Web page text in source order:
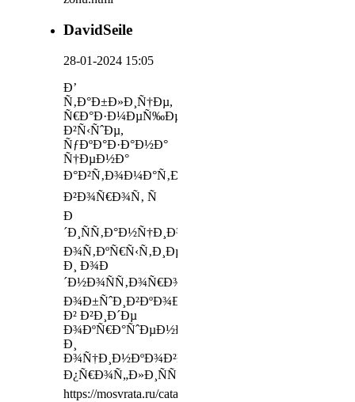
DavidSeile
28-01-2024 15:05
Ð’
Ñ‚Ð°Ð±Ð»Ð¸Ñ†Ðµ,
Ñ€Ð°Ð·Ð¼ÐµÑ‰ÐµÐ½Ð½Ð¾Ð¹
Ð²Ñ‹ÑˆÐµ,
ÑƒÐºÐ°Ð·Ð°Ð½Ð°
Ñ†ÐµÐ½Ð°
Ð°Ð²Ñ‚Ð¾Ð¼Ð°Ñ‚Ð¸Ñ‡ÐµÑÐºÐ¸Ñ…
Ð²Ð¾Ñ€Ð¾Ñ‚ Ñ
Ð
´Ð¸ÑÑ‚Ð°Ð½Ñ†Ð¸Ð¾Ð½Ð½Ñ‹Ð¼
Ð¾Ñ‚ÐºÑ€Ñ‹Ñ‚Ð¸ÐµÐ¼
Ð¸ Ð¾Ð
´Ð½Ð¾ÑÑ‚Ð¾Ñ€Ð¾Ð½Ð½ÐµÐ¹
Ð¾Ð±ÑˆÐ¸Ð²ÐºÐ¾Ð¹
Ð² Ð²Ð¸Ð´Ðµ
Ð¾ÐºÑ€Ð°ÑˆÐµÐ½Ð½Ð¾Ð³Ð¾
Ð¸
Ð¾Ñ†Ð¸Ð½ÐºÐ¾Ð²Ð°Ð½Ð½Ð¾Ð³Ð¾
Ð¿Ñ€Ð¾Ñ„Ð»Ð¸ÑÑ‚Ð°
https://mosvrata.ru/catalog/page/25/